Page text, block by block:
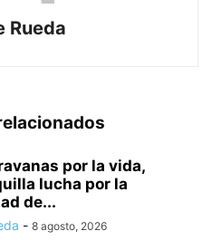
Rueda
por la vida,
lucha por la
de...
- 8 agosto, 2026